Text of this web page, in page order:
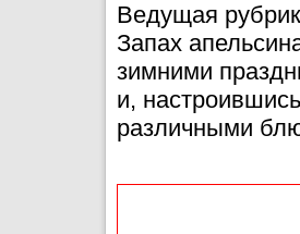
Ведущая
Запах
зимними
и,
различными